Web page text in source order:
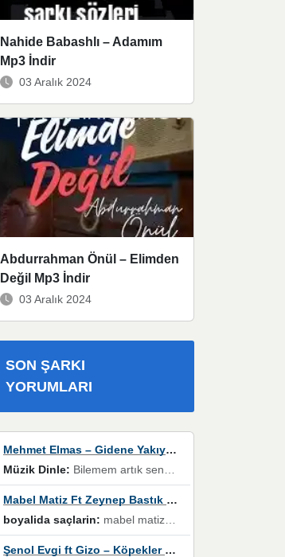
Nahide Babashlı – Adamım
Mp3 İndir
03 Aralık 2024
Abdurrahman Önül – Elimden
Değil Mp3 İndir
03 Aralık 2024
SON ŞARKI
YORUMLARI
Mehmet Elmas – Gidene Yakıyorum
Müzik Dinle: Bilemem artık senden bir şans daha / Düştüğün zaman ben olmayacağım yanında” dizeleri, artık geçmişin tekrarına izin verilmeyeceğini, kişisel sınırların çizildiğini gösteriyor.
Mabel Matiz Ft Zeynep Bastık – Saçların
boyalida saçlarin: mabel matiz'in maya albümünde yer alan güzellerden. parça da şarkı hani! müzikal altyapısına vurulduğum, sözlerinde kaybolduğum bir parça olmuş.
Şenol Evgi ft Gizo – Köpekler Tanımadıklarına havlar